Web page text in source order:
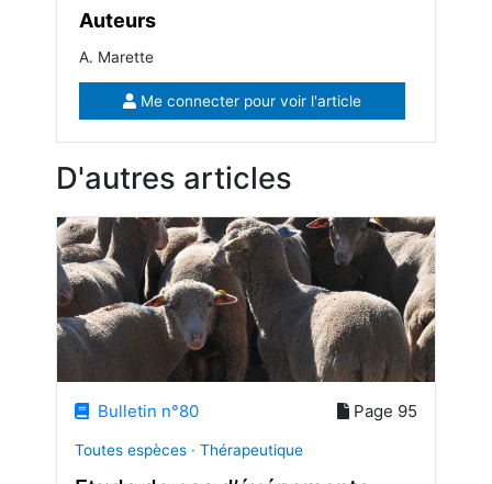
Auteurs
A. Marette
Me connecter pour voir l'article
D'autres articles
Bulletin n°80 Page 95
Toutes espèces · Thérapeutique